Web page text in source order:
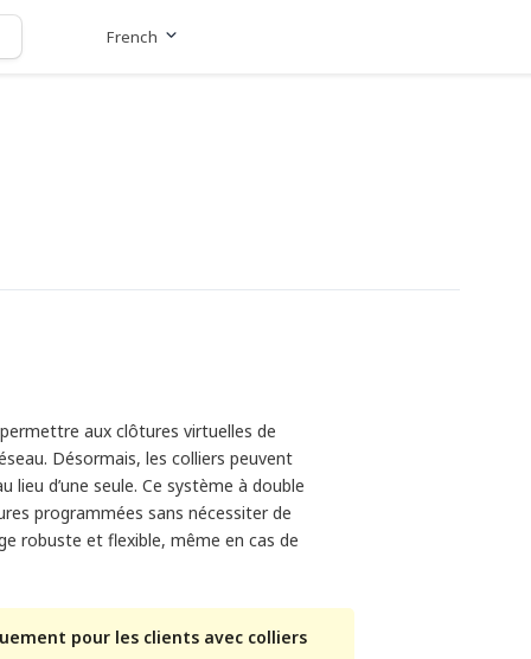
French
aux clôtures virtuelles de
Désormais, les colliers peuvent
d’une seule. Ce système à double
programmées sans nécessiter de
robuste et flexible, même en cas de
pour les clients avec colliers